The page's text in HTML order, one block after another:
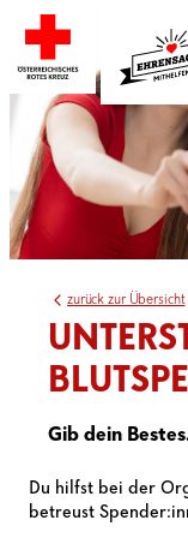
zurück zur Übersicht
Gib dein
Du hilfst bei der
betreust